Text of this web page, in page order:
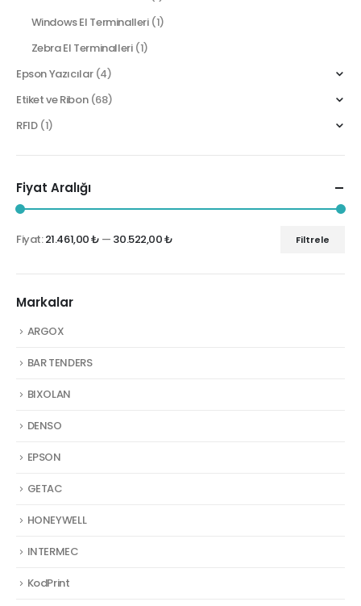
Windows El Terminalleri (1)
Zebra El Terminalleri (1)
Epson Yazıcılar (4)
Etiket ve Ribon (68)
RFID (1)
Fiyat Aralığı
En
En
Filtrele
Fiyat:21.461,00 ₺ — 30.522,00 ₺
Markalar
ARGOX
BAR TENDERS
BIXOLAN
DENSO
EPSON
GETAC
HONEYWELL
INTERMEC
KodPrint